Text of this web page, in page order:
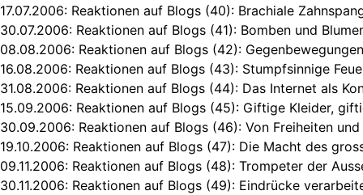
17.07.2006: Reaktionen auf Blogs (40): Brachiale
30.07.2006: Reaktionen auf Blogs (41): Bomben und
08.08.2006: Reaktionen auf Blogs (42):
16.08.2006: Reaktionen auf Blogs (43): Stumpfsinnige
31.08.2006: Reaktionen auf Blogs (44): Das Internet als
15.09.2006: Reaktionen auf Blogs (45): Giftige Kleider,
30.09.2006: Reaktionen auf Blogs (46): Von Freiheiten
19.10.2006: Reaktionen auf Blogs (47): Die Macht des
09.11.2006: Reaktionen auf Blogs (48): Trompeter der
30.11.2006: Reaktionen auf Blogs (49): Eindrücke